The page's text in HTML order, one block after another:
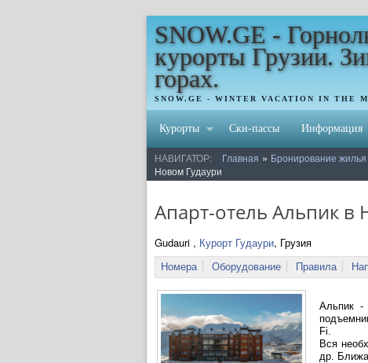
SNOW.GE -
курорты Грузии.
горах.
SNOW.GE - WINTER VACATION IN THE
Курорты Ски-пассы Информация
НАВИГАТОР: Главная » Бронирование
Новом Гудаури
Апарт-отель Альпик в
Gudauri , Курорт Гудаури, Грузия
Номера Оборудование Правила
Альпик -
Fi.
Вся
др.